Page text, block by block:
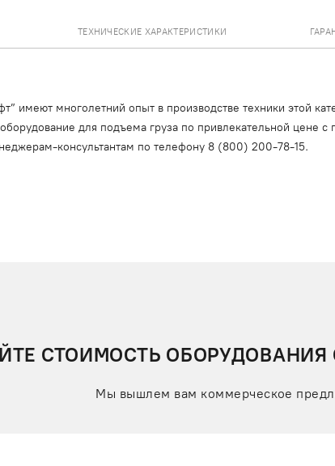
ТЕХНИЧЕСКИЕ ХАРАКТЕРИСТИКИ
имеют многолетний опыт в производстве техники этой
для подъема груза по привлекательной цене
консультантам по телефону 8 (800) 200-78-15.
СТОИМОСТЬ
Мы вышлем вам коммерческое